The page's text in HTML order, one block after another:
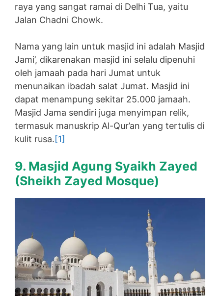
raya yang sangat ramai di Delhi Tua, yaitu
Jalan Chadni Chowk.
Nama yang lain untuk masjid ini adalah Masjid
Jami’, dikarenakan masjid ini selalu dipenuhi
oleh jamaah pada hari Jumat untuk
menunaikan ibadah salat Jumat. Masjid ini
dapat menampung sekitar 25.000 jamaah.
Masjid Jama sendiri juga menyimpan relik,
termasuk manuskrip Al-Qur’an yang tertulis di
kulit rusa.[1]
9. Masjid Agung Syaikh Zayed
(Sheikh Zayed Mosque)